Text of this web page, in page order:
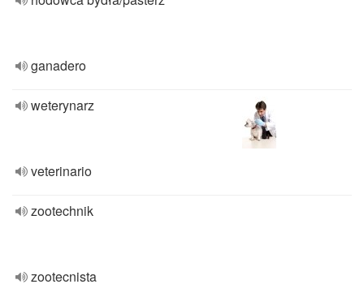
ganadero
weterynarz
veterinario
zootechnik
zootecnista